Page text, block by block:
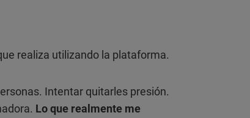
realiza utilizando la plataforma.
Intentar quitarles presión.
Lo que realmente me